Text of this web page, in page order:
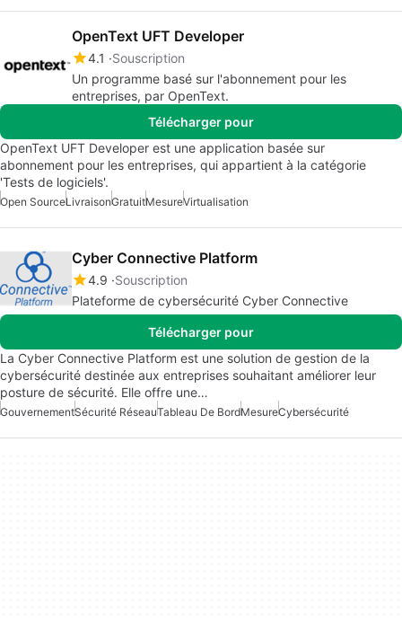
OpenText UFT Developer
4.1
Souscription
Un programme basé sur l'abonnement pour les
entreprises, par OpenText.
Télécharger pour
OpenText UFT Developer est une application basée sur
abonnement pour les entreprises, qui appartient à la catégorie
'Tests de logiciels'.
Open SourceLivraisonGratuitMesureVirtualisation
Cyber Connective Platform
4.9 Souscription
Plateforme de cybersécurité Cyber Connective
Télécharger pour
La Cyber Connective Platform est une solution de gestion de la
cybersécurité destinée aux entreprises souhaitant améliorer leur
posture de sécurité. Elle offre une…
GouvernementSécurité RéseauTableau De BordMesureCybersécurité